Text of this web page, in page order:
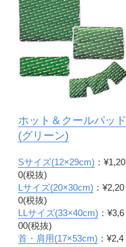
ホット＆クールパッド
(グリーン)
Sサイズ(12×29cm) ：¥1,20
0(税抜)
Lサイズ(20×30cm) ：¥2,20
0(税抜)
LLサイズ(33×40cm) ：¥3,6
00(税抜)
首・肩用(17×53cm) ：¥2,4